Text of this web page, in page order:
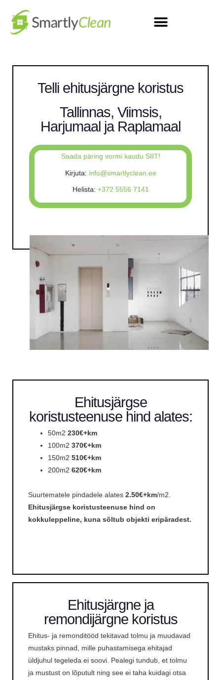
Telli ehitusjärgne koristus
Tallinnas, Viimsis,
Harjumaal ja Raplamaal
Saada päring vormi kaudu SIIT!
Kirjuta: info@smartlyclean.ee
Helista: +372 5556 7141
Ehitusjärgse
koristusteenuse hind alates:
50m2 230€+km
100m2 370€+km
150m2 510€+km
200m2 620€+km
Suurtematele pindadele alates 2.50€+km/m2.
Ehitusjärgse koristusteenuse hind on
kokkuleppeline, kuna sõltub objekti eripäradest.
Ehitusjärgne ja
remondijärgne koristus
Ehitus- ja remonditööd tekitavad tolmu ja muudavad
mustaks pinnad, mille puhastamisega ehitajad
üldjuhul tegeleda ei soovi. Pealegi tundub, et tolmu
ja mustust on lõputult ning see ei taha kuidagi otsa